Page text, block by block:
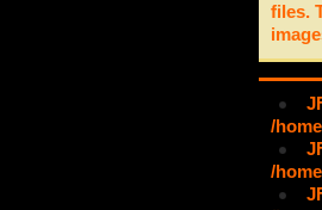
files.
/
/